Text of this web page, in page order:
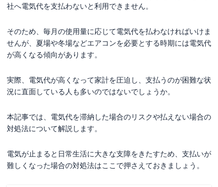
社へ電気代を支払わないと利用できません。
そのため、毎月の使用量に応じて電気代を払わなければいけま
せんが、夏場や冬場などエアコンを必要とする時期には電気代
が高くなる傾向があります。
実際、電気代が高くなって家計を圧迫し、支払うのが困難な状
況に直面している人も多いのではないでしょうか。
本記事では、電気代を滞納した場合のリスクや払えない場合の
対処法について解説します。
電気が止まると日常生活に大きな支障をきたすため、支払いが
難しくなった場合の対処法はここで押さえておきましょう。